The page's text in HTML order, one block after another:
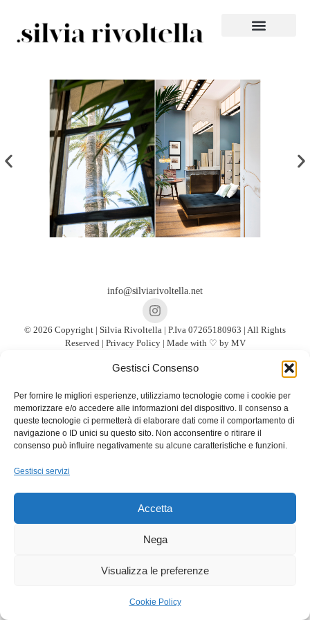
Gestisci Consenso
Per fornire le migliori esperienze, utilizziamo tecnologie come i cookie per
memorizzare e/o accedere alle informazioni del dispositivo. Il consenso a
queste tecnologie ci permetterà di elaborare dati come il comportamento di
navigazione o ID unici su questo sito. Non acconsentire o ritirare il
consenso può influire negativamente su alcune caratteristiche e funzioni.
Gestisci servizi
Accetta
Nega
Visualizza le preferenze
Cookie Policy
info@silviarivoltella.net
© 2026 Copyright | Silvia Rivoltella | P.Iva 07265180963 | All Rights
Reserved | Privacy Policy| Made with ♡ by MV